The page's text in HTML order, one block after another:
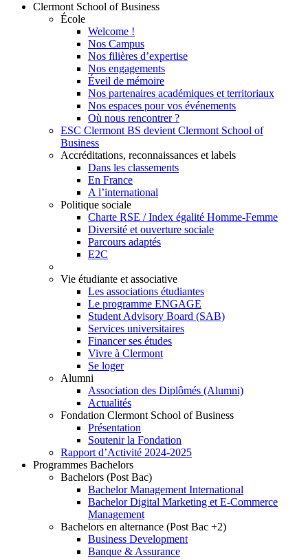
Clermont School of Business
École
Welcome !
Nos Campus
Nos filières d’expertise
Nos engagements
Éveil de mémoire
Nos partenaires académiques et territoriaux
Nos espaces pour vos événements
Où nous rencontrer ?
ESC Clermont BS devient Clermont School of
Business
Accréditations, reconnaissances et labels
Dans les classements
En France
A l’international
Politique sociale
Charte RSE / Index égalité Homme-Femme
Diversité et ouverture sociale
Parcours adaptés
E2C
Vie étudiante et associative
Les associations étudiantes
Le programme ENGAGE
Student Advisory Board (SAB)
Services universitaires
Financer ses études
Vivre à Clermont
Se loger
Alumni
Association des Diplômés (Alumni)
Actualités
Fondation Clermont School of Business
Présentation
Soutenir la Fondation
Rapport d’Activité 2024-2025
Programmes Bachelors
Bachelors (Post Bac)
Bachelor Management International
Bachelor Digital Marketing et E-Commerce
Management
Bachelors en alternance (Post Bac +2)
Business Development
Banque & Assurance